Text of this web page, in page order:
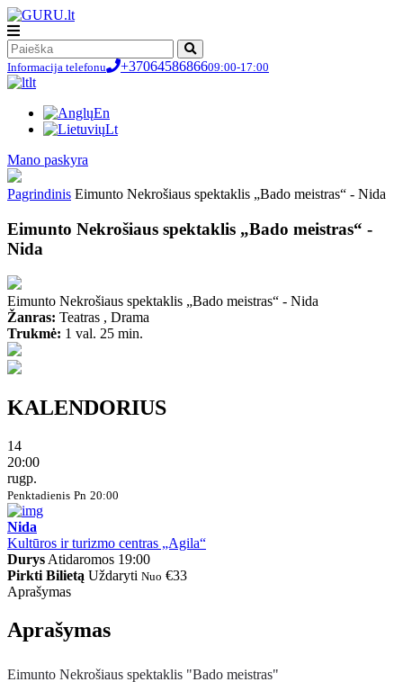
Informacija telefonu +3706458686609:00-17:00
lt
En
Lt
Мano paskyra
Pagrindinis Eimunto Nekrošiaus spektaklis „Bado meistras“ - Nida
Eimunto Nekrošiaus spektaklis „Bado meistras“ -
Nida
Eimunto Nekrošiaus spektaklis „Bado meistras“ - Nida
Žanras: Teatras , Drama
Trukmė: 1 val. 25 min.
KALENDORIUS
14
20:00
rugp.
Penktadienis Pn 20:00
Nida
Kultūros ir turizmo centras „Agila“
Durys Atidaromos 19:00
Pirkti Bilietą Uždaryti Nuo €33
Aprašymas
Aprašymas
Eimunto Nekrošiaus spektaklis "Bado meistras"